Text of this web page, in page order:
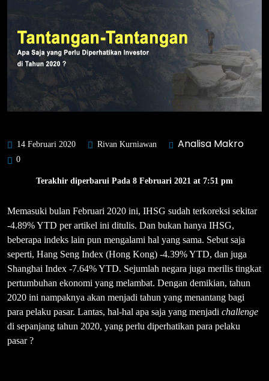
14 Februari 2020 Rivan Kurniawan Analisa Makro
0
Terakhir diperbarui Pada 8 Februari 2021 at 7:51 pm
Memasuki bulan Februari 2020 ini, IHSG sudah terkoreksi sekitar
-4.89% YTD per artikel ini ditulis. Dan bukan hanya IHSG,
beberapa indeks lain pun mengalami hal yang sama. Sebut saja
seperti, Hang Seng Index (Hong Kong) -4.39% YTD, dan juga
Shanghai Index -7.64% YTD. Sejumlah negara juga merilis tingkat
pertumbuhan ekonomi yang melambat. Dengan demikian, tahun
2020 ini nampaknya akan menjadi tahun yang menantang bagi
para pelaku pasar. Lantas, hal-hal apa saja yang menjadi challenge
di sepanjang tahun 2020, yang perlu diperhatikan para pelaku
pasar ?